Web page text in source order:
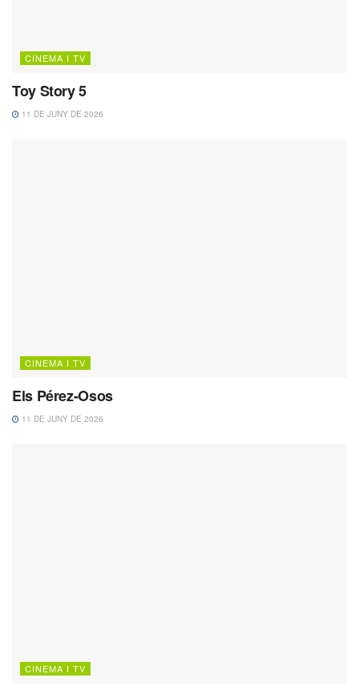
CINEMA I TV
Toy Story 5
11 DE JUNY DE 2026
CINEMA I TV
Els Pérez-Osos
11 DE JUNY DE 2026
CINEMA I TV